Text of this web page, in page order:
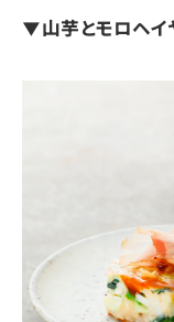
▼山芋とモロヘイ